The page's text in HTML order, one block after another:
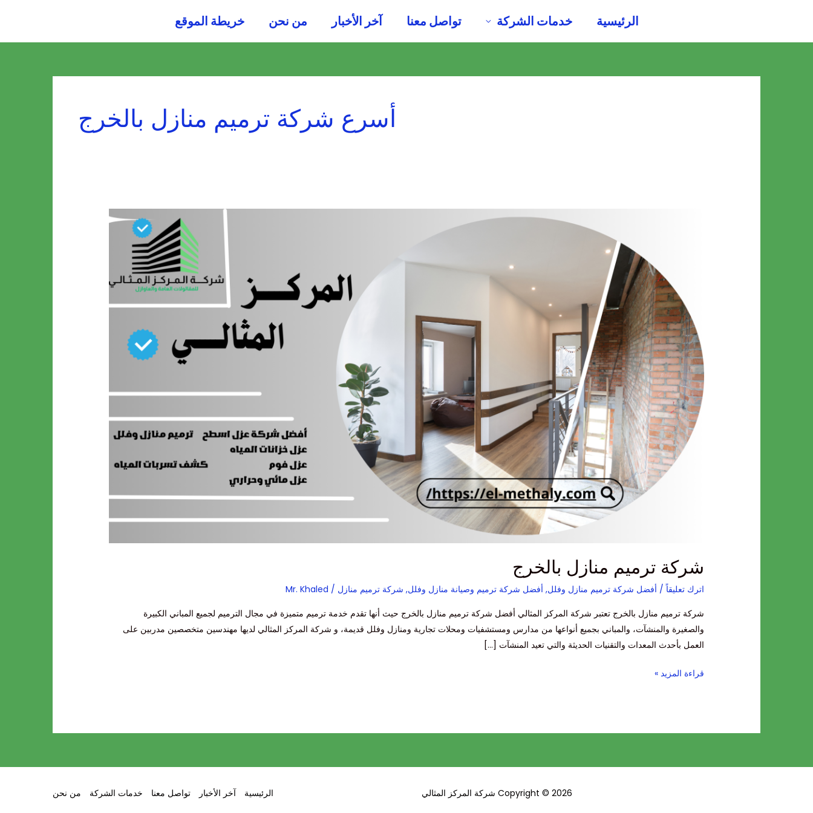
الرئيسية خدمات الشركة تواصل معنا آخر الأخبار من نحن خريطة الموقع
أسرع شركة ترميم منازل بالخرج
شركة ترميم منازل بالخرج
اترك تعليقاً / أفضل شركة ترميم منازل وفلل, أفضل شركة ترميم وصيانة منازل وفلل, شركة ترميم منازل /
Mr. Khaled
شركة ترميم منازل بالخرج تعتبر شركة المركز المثالي أفضل شركة ترميم منازل بالخرج حيث أنها تقدم خدمة ترميم متميزة في مجال الترميم لجميع المباني الكبيرة
والصغيرة والمنشآت، والمباني بجميع أنواعها من مدارس ومستشفيات ومحلات تجارية ومنازل وفلل قديمة، و شركة المركز المثالي لديها مهندسين متخصصين مدربين على
العمل بأحدث المعدات والتقنيات الحديثة والتي تعيد المنشآت […]
قراءة المزيد »
Copyright © 2026 شركة المركز المثالي الرئيسية آخر الأخبار تواصل معنا خدمات الشركة من نحن